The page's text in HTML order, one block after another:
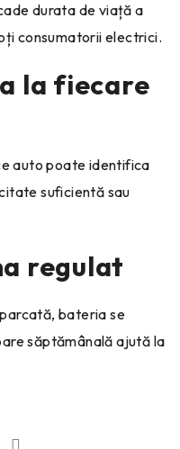
durata de viață a
consumatorii electrici.
la fiecare
auto poate identifica
suficientă sau
regulat
bateria se
săptămânală ajută la